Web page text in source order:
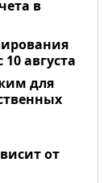
в
августа
для
от